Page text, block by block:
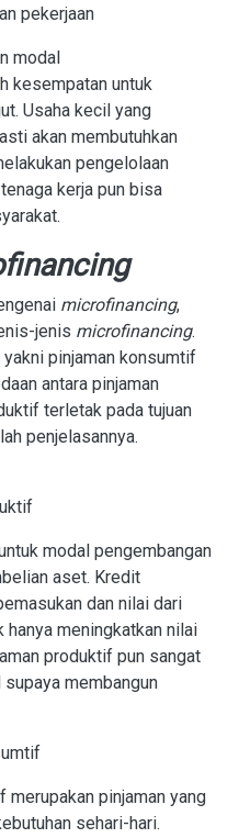
pekerjaan
modal
kesempatan untuk
Usaha kecil yang
akan membutuhkan
pengelolaan
kerja pun bisa
microfinancing,
jenis microfinancing.
yakni pinjaman konsumtif
antara pinjaman
terletak pada tujuan
penjelasannya.
modal pengembangan
aset. Kredit
dan nilai dari
hanya meningkatkan nilai
produktif pun sangat
membangun
pinjaman yang
sehari-hari.